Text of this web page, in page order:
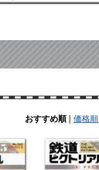
おすすめ順| 価格順